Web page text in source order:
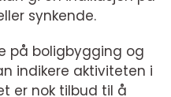
synkende.
på boligbygging og
indikere aktiviteten i
er nok tilbud til å